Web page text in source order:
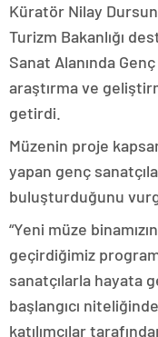
Küratör Nilay
Turizm Bakanlığı
Sanat Alanında
araştırma ve
getirdi.
Müzenin proje
yapan genç
buluşturduğunu
“Yeni müze
geçirdiğimiz
sanatçılarla hayata
başlangıcı
katılımcılar